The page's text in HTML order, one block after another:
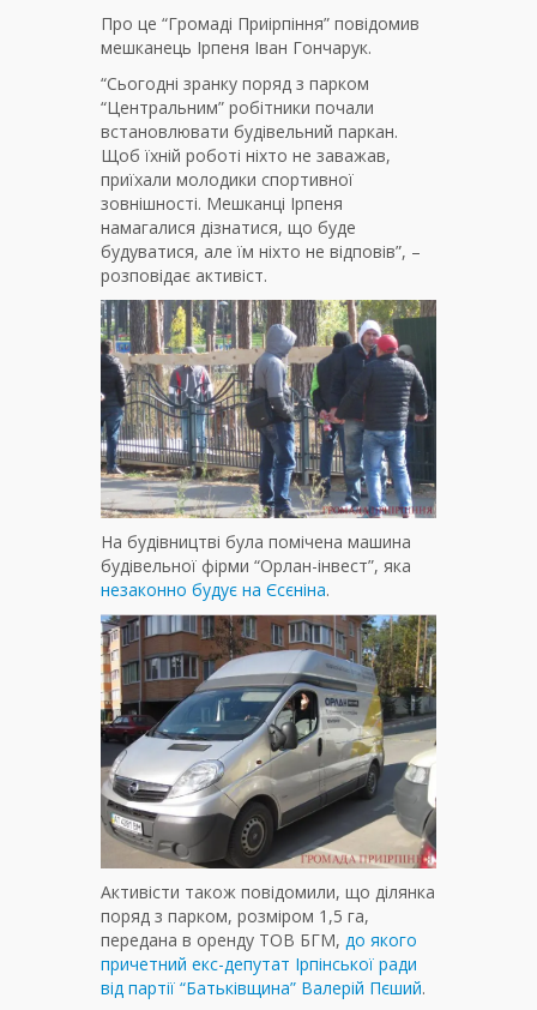
Про це “Громаді Приірпіння” повідомив
мешканець Ірпеня Іван Гончарук.
“Сьогодні зранку поряд з парком
“Центральним” робітники почали
встановлювати будівельний паркан.
Щоб їхній роботі ніхто не заважав,
приїхали молодики спортивної
зовнішності. Мешканці Ірпеня
намагалися дізнатися, що буде
будуватися, але їм ніхто не відповів”, –
розповідає активіст.
На будівництві була помічена машина
будівельної фірми “Орлан-інвест”, яка
незаконно будує на Єсєніна.
Активісти також повідомили, що ділянка
поряд з парком, розміром 1,5 га,
передана в оренду ТОВ БГМ, до якого
причетний екс-депутат Ірпінської ради
від партії “Батьківщина” Валерій Пєший.